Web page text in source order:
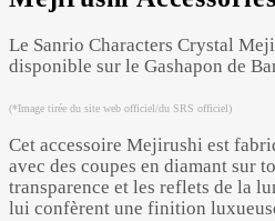
Le Sanrio Characters Crystal
disponible sur le Gashapon de
(*Image tirée du site web officiel/du SRS officiel)
Cet accessoire Mejirushi est
avec des coupes en diamant sur
transparence et les reflets de la
lui confèrent une finition